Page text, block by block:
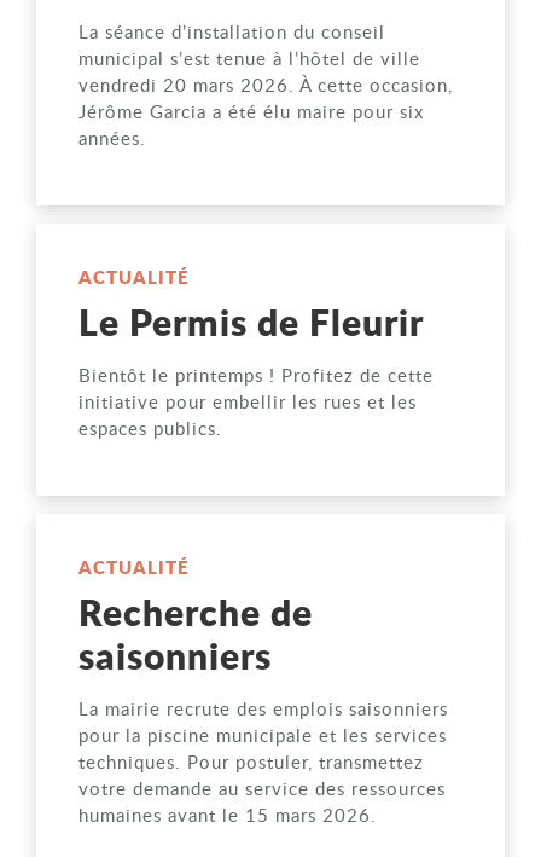
La séance d’installation du conseil
municipal s’est tenue à l’hôtel de ville
vendredi 20 mars 2026. À cette occasion,
Jérôme Garcia a été élu maire pour six
années.
ACTUALITÉ
Le Permis de Fleurir
Bientôt le printemps ! Profitez de cette
initiative pour embellir les rues et les
espaces publics.
ACTUALITÉ
Recherche de
saisonniers
La mairie recrute des emplois saisonniers
pour la piscine municipale et les services
techniques. Pour postuler, transmettez
votre demande au service des ressources
humaines avant le 15 mars 2026.